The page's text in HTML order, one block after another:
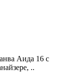
Аида 16 с
..